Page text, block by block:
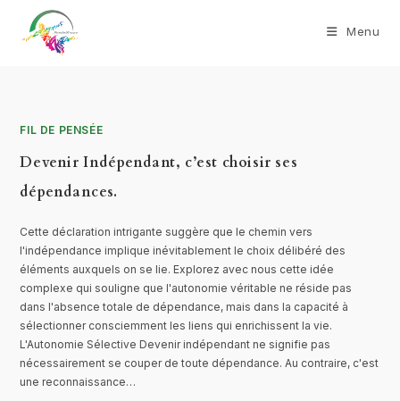
Menu
FIL DE PENSÉE
Devenir Indépendant, c’est choisir ses
dépendances.
Cette déclaration intrigante suggère que le chemin vers
l'indépendance implique inévitablement le choix délibéré des
éléments auxquels on se lie. Explorez avec nous cette idée
complexe qui souligne que l'autonomie véritable ne réside pas
dans l'absence totale de dépendance, mais dans la capacité à
sélectionner consciemment les liens qui enrichissent la vie.
L'Autonomie Sélective Devenir indépendant ne signifie pas
nécessairement se couper de toute dépendance. Au contraire, c'est
une reconnaissance…